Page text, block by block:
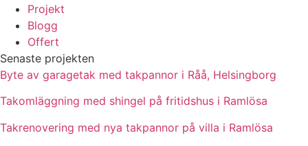
Projekt
Blogg
Offert
Senaste projekten
Byte av garagetak med takpannor i Råå, Helsingborg
Takomläggning med shingel på fritidshus i Ramlösa
Takrenovering med nya takpannor på villa i Ramlösa